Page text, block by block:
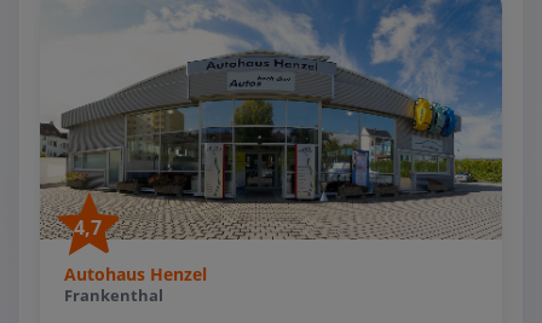
4,7
Autohaus Henzel
Frankenthal